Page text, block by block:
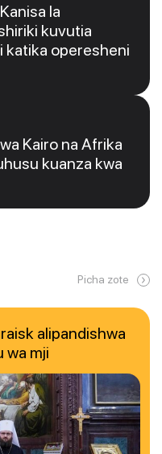
la
kuvutia
katika operesheni
Kairo na Afrika
kuanza kwa
Picha zote
alipandishwa
wa mji